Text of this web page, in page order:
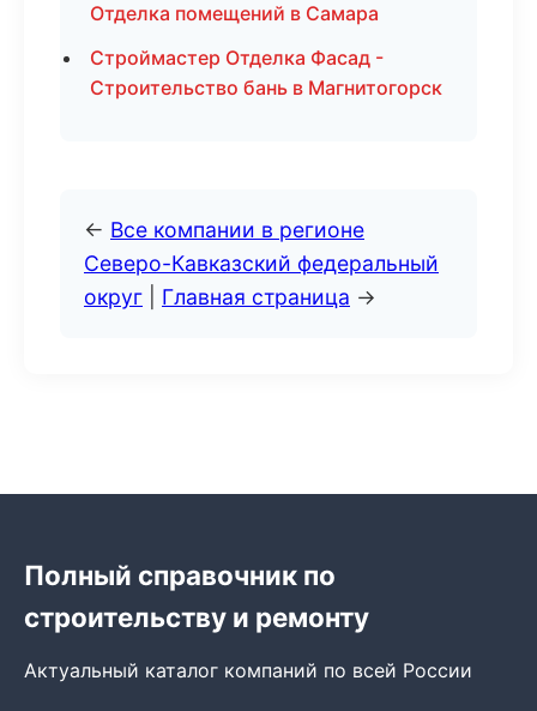
Отделка помещений в Самара
Строймастер Отделка Фасад -
Строительство бань в Магнитогорск
← Все компании в регионе
Северо-Кавказский федеральный
округ
Главная страница →
Полный справочник по
строительству и ремонту
Актуальный каталог компаний по всей России